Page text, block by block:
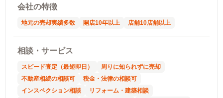
会社の特徴
地元の売却実績多数 開店10年以上 店舗10店舗以上
相談・サービス
スピード査定（最短即日）
周りに知られずに売却
不動産相続の相談可
税金・法律の相談可
インスペクション相談
リフォーム・建築相談